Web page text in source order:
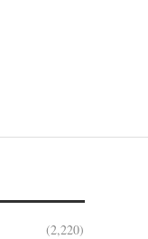
(2,220)